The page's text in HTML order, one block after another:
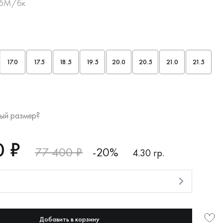
бк
17.0 17.5 18.5 19.5 20.0 20.5 21.0 21.5
размер?
₽ 77 400 ₽ -20% 4.30 гр.
Добавить в корзину